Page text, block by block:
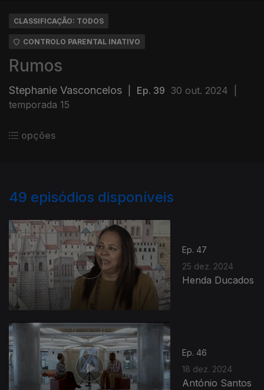
CLASSIFICAÇÃO: TODOS
CONTROLO PARENTAL INATIVO
Rumos
Stephanie Vasconcelos Ep. 39 30 out. 2024
temporada 15
opções
49 episódios disponíveis
Ep. 47
25 dez. 2024
Henda Ducados
Ep. 46
18 dez. 2024
António Santos